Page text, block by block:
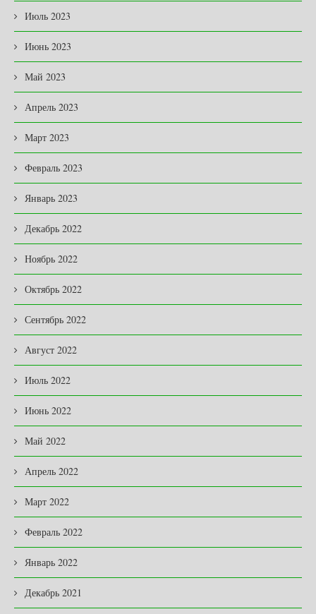
Июль 2023
Июнь 2023
Май 2023
Апрель 2023
Март 2023
Февраль 2023
Январь 2023
Декабрь 2022
Ноябрь 2022
Октябрь 2022
Сентябрь 2022
Август 2022
Июль 2022
Июнь 2022
Май 2022
Апрель 2022
Март 2022
Февраль 2022
Январь 2022
Декабрь 2021